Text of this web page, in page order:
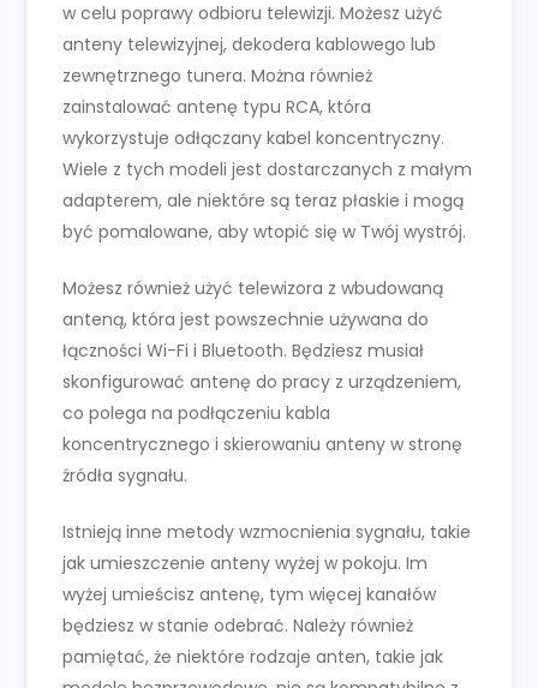
w celu poprawy odbioru telewizji. Możesz użyć
anteny telewizyjnej, dekodera kablowego lub
zewnętrznego tunera. Można również
zainstalować antenę typu RCA, która
wykorzystuje odłączany kabel koncentryczny.
Wiele z tych modeli jest dostarczanych z małym
adapterem, ale niektóre są teraz płaskie i mogą
być pomalowane, aby wtopić się w Twój wystrój.
Możesz również użyć telewizora z wbudowaną
anteną, która jest powszechnie używana do
łączności Wi-Fi i Bluetooth. Będziesz musiał
skonfigurować antenę do pracy z urządzeniem,
co polega na podłączeniu kabla
koncentrycznego i skierowaniu anteny w stronę
źródła sygnału.
Istnieją inne metody wzmocnienia sygnału, takie
jak umieszczenie anteny wyżej w pokoju. Im
wyżej umieścisz antenę, tym więcej kanałów
będziesz w stanie odebrać. Należy również
pamiętać, że niektóre rodzaje anten, takie jak